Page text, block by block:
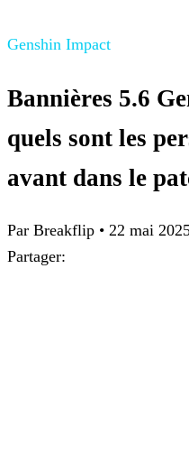
Genshin Impact
Bannières 5.6
quels sont les
avant dans le
Par Breakflip • 22 mai
Partager: